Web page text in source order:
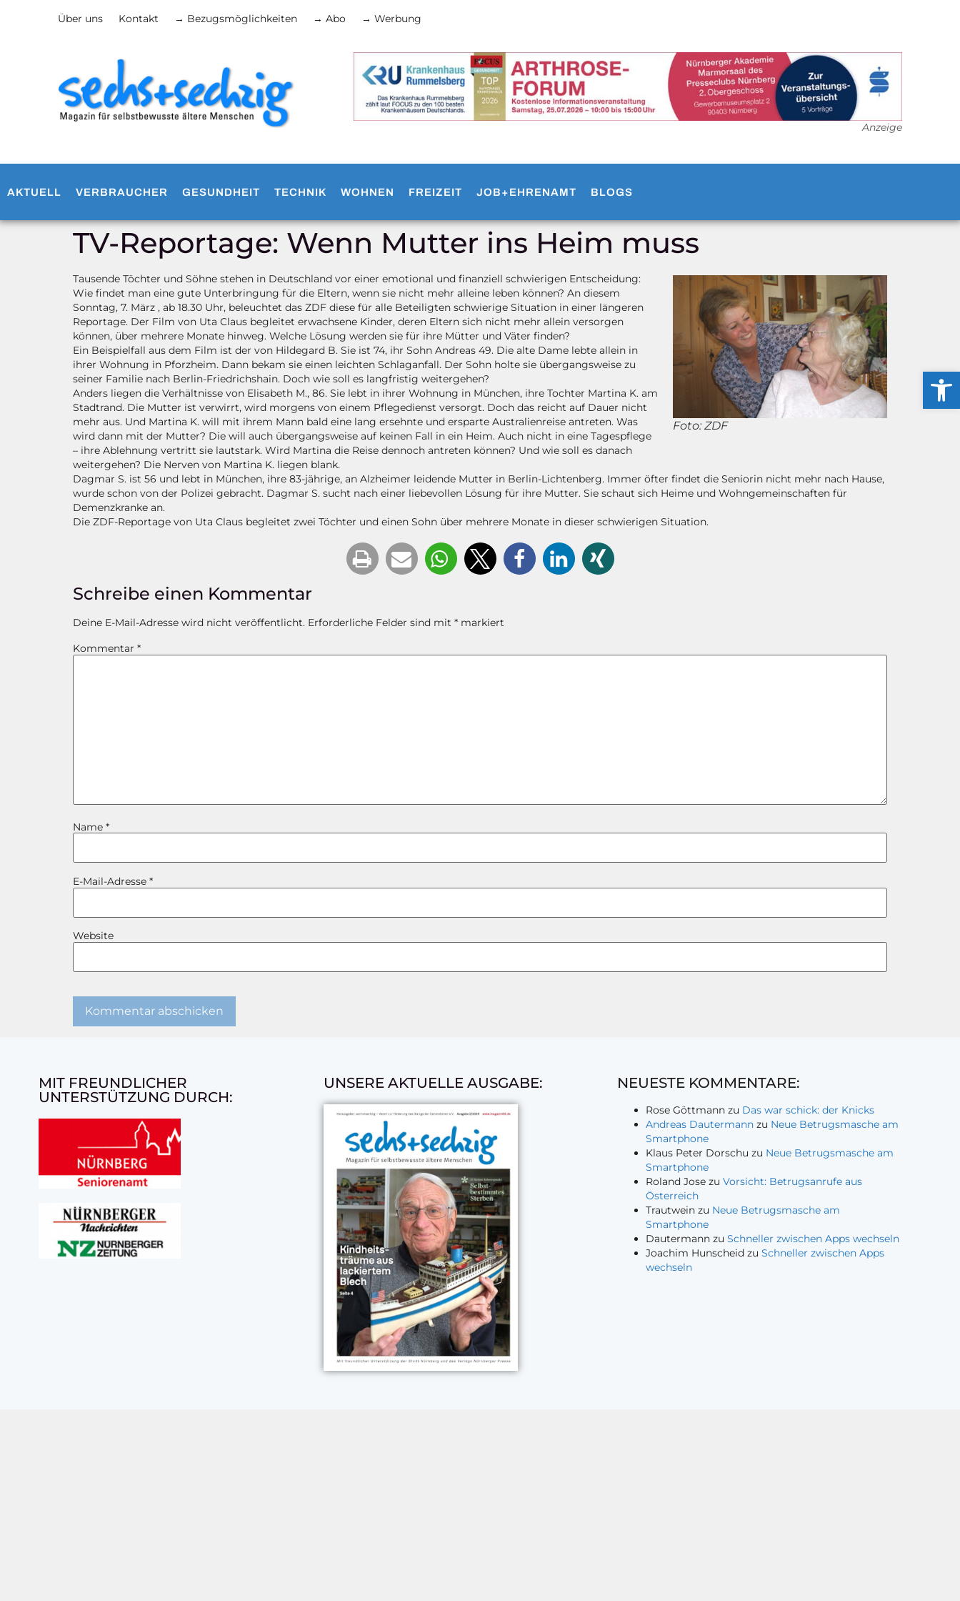
Über uns Kontakt → Bezugsmöglichkeiten → Abo → Werbung
Anzeige
AKTUELL VERBRAUCHER GESUNDHEIT TECHNIK WOHNEN FREIZEIT JOB+EHRENAMT BLOGS
TV-Reportage: Wenn Mutter ins Heim muss
Foto: ZDF
Tausende Töchter und Söhne stehen in Deutschland vor einer emotional und finanziell schwierigen Entscheidung:
Wie findet man eine gute Unterbringung für die Eltern, wenn sie nicht mehr alleine leben können? An diesem
Sonntag, 7. März , ab 18.30 Uhr, beleuchtet das ZDF diese für alle Beteiligten schwierige Situation in einer längeren
Reportage. Der Film von Uta Claus begleitet erwachsene Kinder, deren Eltern sich nicht mehr allein versorgen
können, über mehrere Monate hinweg. Welche Lösung werden sie für ihre Mütter und Väter finden?
Ein Beispielfall aus dem Film ist der von Hildegard B. Sie ist 74, ihr Sohn Andreas 49. Die alte Dame lebte allein in
ihrer Wohnung in Pforzheim. Dann bekam sie einen leichten Schlaganfall. Der Sohn holte sie übergangsweise zu
seiner Familie nach Berlin-Friedrichshain. Doch wie soll es langfristig weitergehen?
Anders liegen die Verhältnisse von Elisabeth M., 86. Sie lebt in ihrer Wohnung in München, ihre Tochter Martina K. am
Stadtrand. Die Mutter ist verwirrt, wird morgens von einem Pflegedienst versorgt. Doch das reicht auf Dauer nicht
mehr aus. Und Martina K. will mit ihrem Mann bald eine lang ersehnte und ersparte Australienreise antreten. Was
wird dann mit der Mutter? Die will auch übergangsweise auf keinen Fall in ein Heim. Auch nicht in eine Tagespflege
– ihre Ablehnung vertritt sie lautstark. Wird Martina die Reise dennoch antreten können? Und wie soll es danach
weitergehen? Die Nerven von Martina K. liegen blank.
Dagmar S. ist 56 und lebt in München, ihre 83-jährige, an Alzheimer leidende Mutter in Berlin-Lichtenberg. Immer öfter findet die Seniorin nicht mehr nach Hause,
wurde schon von der Polizei gebracht. Dagmar S. sucht nach einer liebevollen Lösung für ihre Mutter. Sie schaut sich Heime und Wohngemeinschaften für
Demenzkranke an.
Die ZDF-Reportage von Uta Claus begleitet zwei Töchter und einen Sohn über mehrere Monate in dieser schwierigen Situation.
Schreibe einen Kommentar
Deine E-Mail-Adresse wird nicht veröffentlicht. Erforderliche Felder sind mit * markiert
Kommentar *
Name *
E-Mail-Adresse *
Website
MIT FREUNDLICHER
UNTERSTÜTZUNG DURCH:
UNSERE AKTUELLE AUSGABE: NEUESTE KOMMENTARE:
Rose Göttmann zu Das war schick: der Knicks
Andreas Dautermann zu Neue Betrugsmasche am
Smartphone
Klaus Peter Dorschu zu Neue Betrugsmasche am
Smartphone
Roland Jose zuVorsicht: Betrugsanrufe aus
Österreich
Trautwein zu Neue Betrugsmasche am
Smartphone
Dautermann zuSchneller zwischen Apps wechseln
Joachim Hunscheid zuSchneller zwischen Apps
wechseln